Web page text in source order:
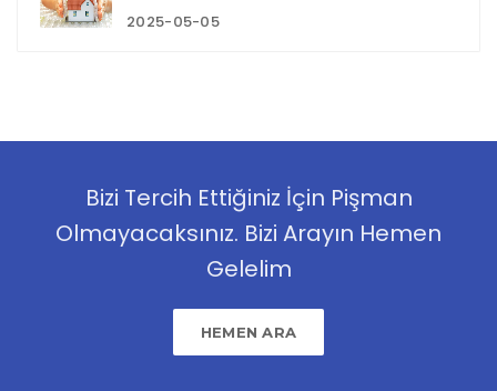
2025-05-05
Bizi Tercih Ettiğiniz İçin Pişman
Olmayacaksınız. Bizi Arayın Hemen
Gelelim
HEMEN ARA